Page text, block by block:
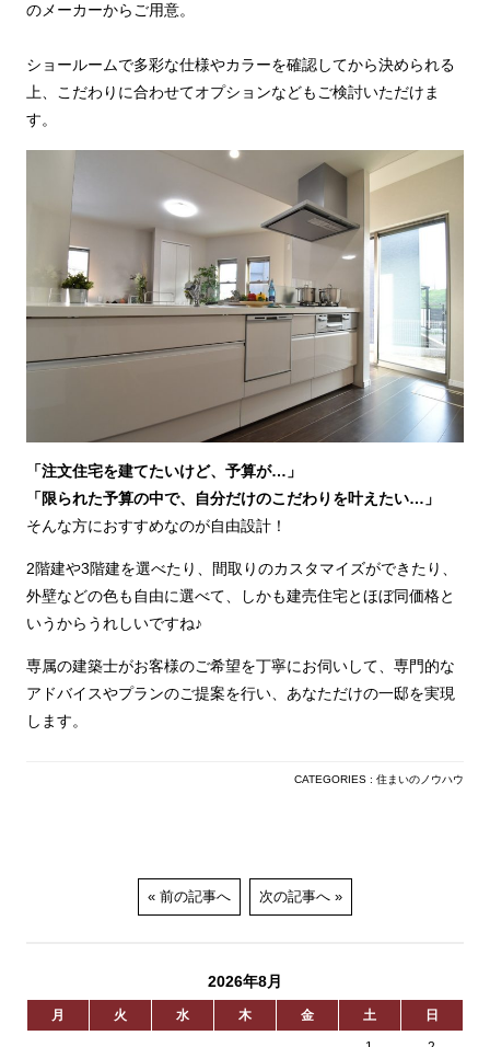
のメーカーからご用意。
ショールームで多彩な仕様やカラーを確認してから決められる
上、こだわりに合わせてオプションなどもご検討いただけま
す。
「注文住宅を建てたいけど、予算が…」
「限られた予算の中で、自分だけのこだわりを叶えたい…」
そんな方におすすめなのが自由設計！
2階建や3階建を選べたり、間取りのカスタマイズができたり、
外壁などの色も自由に選べて、しかも建売住宅とほぼ同価格と
いうからうれしいですね♪
専属の建築士がお客様のご希望を丁寧にお伺いして、専門的な
アドバイスやプランのご提案を行い、あなただけの一邸を実現
します。
CATEGORIES :住まいのノウハウ
前の記事へ 次の記事へ
2026年8月
月 火 水 木 金 土 日